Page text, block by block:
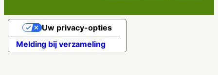
Melding bij verzameling
Uw privacy-opties